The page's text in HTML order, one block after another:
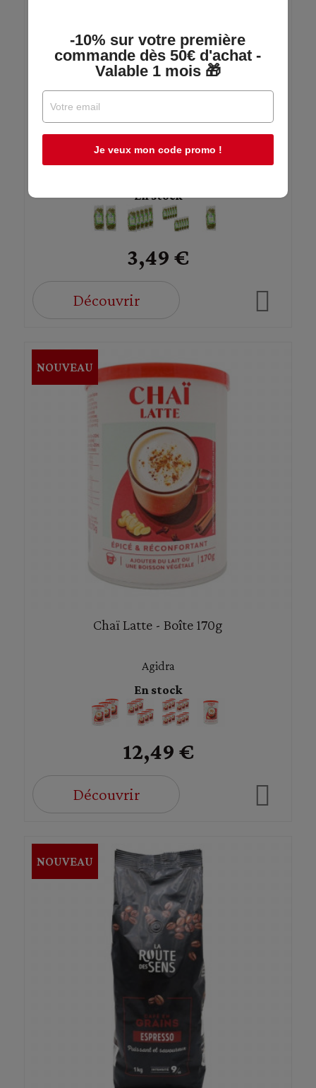
Feuilles De Verveine Séchées - Paquet 50g
En stock
3,49 €
Découvrir
Chaï Latte - Boîte 170g
Agidra
En stock
12,49 €
Découvrir
NOUVEAU
NOUVEAU
-10% sur votre première
commande dès 50€ d'achat -
Valable 1 mois 🎁
Je veux mon code promo !